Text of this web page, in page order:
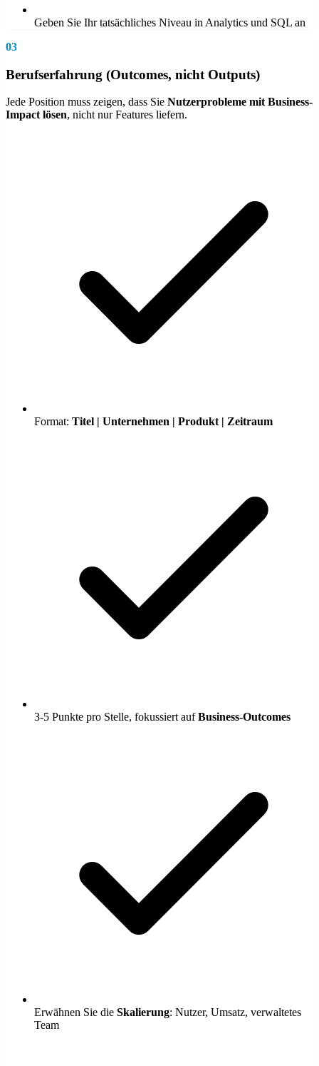
Geben Sie Ihr tatsächliches Niveau in Analytics und SQL an
03
Berufserfahrung (Outcomes, nicht Outputs)
Jede Position muss zeigen, dass Sie Nutzerprobleme mit Business-
Impact lösen, nicht nur Features liefern.
Format: Titel | Unternehmen | Produkt | Zeitraum
3-5 Punkte pro Stelle, fokussiert aufBusiness-Outcomes
Erwähnen Sie die Skalierung: Nutzer, Umsatz, verwaltetes
Team